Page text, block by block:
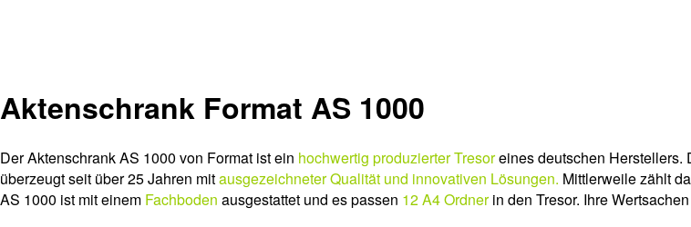
Aktenschrank Format AS 1000
Der Aktenschrank AS 1000 von Format ist ein hochwertig produzierter Tresoreines deutschen Herstellers.
überzeugt seit über 25 Jahren mitausgezeichneter Qualität und innovativen Lösungen. Mittlerweile zählt
AS 1000 ist mit einem Fachboden ausgestattet und es passen 12 A4 Ordnerin den Tresor. Ihre